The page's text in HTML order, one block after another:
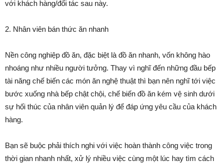
với khách hàng/đối tác sau này.
2. Nhân viên bán thức ăn nhanh
Nền công nghiệp đồ ăn, đặc biệt là đồ ăn nhanh, vốn không hào
nhoáng như nhiều người tưởng. Thay vì nghĩ đến những đầu bếp
tài năng chế biến các món ăn nghệ thuật thì bạn nên nghĩ tới việc
bước xuống nhà bếp chật chội, chế biến đồ ăn kém vệ sinh dưới
sự hối thúc của nhân viên quản lý để đáp ứng yêu cầu của khách
hàng.
Bạn sẽ buộc phải thích nghi với việc hoàn thành công việc trong
thời gian nhanh nhất, xử lý nhiều việc cùng một lúc hay tìm cách